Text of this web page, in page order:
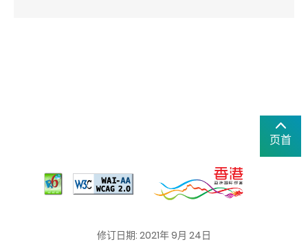
页首
修订日期: 2021年 9月 24日